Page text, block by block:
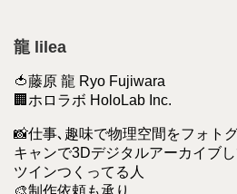
龍 lilea
🍅藤原 龍 Ryo Fujiwara
🏢ホロラボ HoloLab Inc.
📸仕事､趣味で物理空間をフォト
キャンで3Dデジタルアーカイブ
ツインつくってる人
🎨制作依頼も承り